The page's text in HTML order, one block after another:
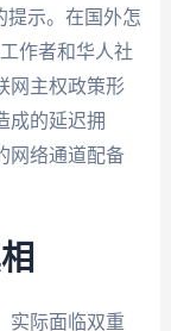
提示。在国外怎
作者和华人社
网主权政策形
成的延迟拥
网络通道配备
实际面临双重